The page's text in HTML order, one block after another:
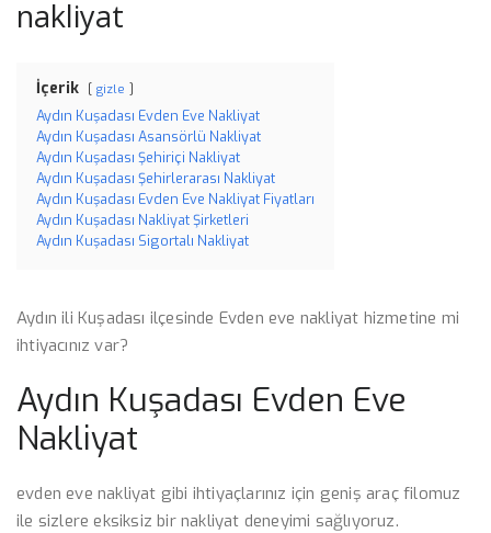
nakliyat
İçerik gizle
Aydın Kuşadası Evden Eve Nakliyat
Aydın Kuşadası Asansörlü Nakliyat
Aydın Kuşadası Şehiriçi Nakliyat
Aydın Kuşadası Şehirlerarası Nakliyat
Aydın Kuşadası Evden Eve Nakliyat Fiyatları
Aydın Kuşadası Nakliyat Şirketleri
Aydın Kuşadası Sigortalı Nakliyat
Aydın ili Kuşadası ilçesinde Evden eve nakliyat hizmetine mi
ihtiyacınız var?
Aydın Kuşadası Evden Eve
Nakliyat
evden eve nakliyat gibi ihtiyaçlarınız için geniş araç filomuz
ile sizlere eksiksiz bir nakliyat deneyimi sağlıyoruz.